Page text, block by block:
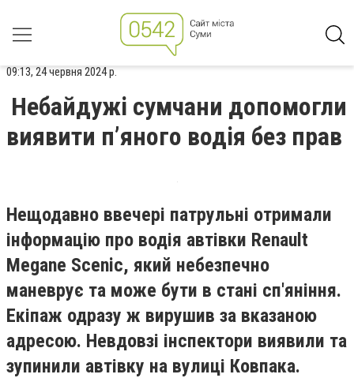
09:13, 24 червня 2024 р.
Небайдужі сумчани допомогли
виявити пʼяного водія без прав
Нещодавно ввечері патрульні отримали
інформацію про водія автівки Renault
Megane Scenic, який небезпечно
маневрує та може бути в стані сп'яніння.
Екіпаж одразу ж вирушив за вказаною
адресою. Невдовзі інспектори виявили та
зупинили автівку на вулиці Ковпака.